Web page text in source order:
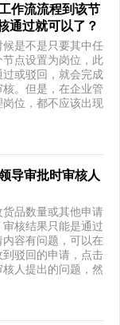
作流流程到该节
通过就可以了？
是不是只要其中任
点设置为岗位，此
或驳回，就会完成
。但是，在企业管
位，都不应该出现
导审批时审核人
品数量或其他申请
核结果只能是通过
容有问题，可以在
驳回的申请，点击
人提出的问题，然